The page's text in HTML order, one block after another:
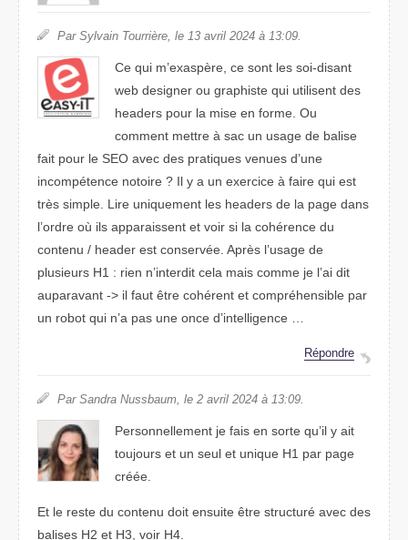
Par Sylvain Tourrière, le 13 avril 2024 à 13:09.
Ce qui m’exaspère, ce sont les soi-disant
web designer ou graphiste qui utilisent des
headers pour la mise en forme. Ou
comment mettre à sac un usage de balise
fait pour le SEO avec des pratiques venues d’une
incompétence notoire ? Il y a un exercice à faire qui est
très simple. Lire uniquement les headers de la page dans
l’ordre où ils apparaissent et voir si la cohérence du
contenu / header est conservée. Après l’usage de
plusieurs H1 : rien n’interdit cela mais comme je l’ai dit
auparavant -> il faut être cohérent et compréhensible par
un robot qui n’a pas une once d’intelligence …
Répondre
Par Sandra Nussbaum, le 2 avril 2024 à 13:09.
Personnellement je fais en sorte qu’il y ait
toujours et un seul et unique H1 par page
créée.
Et le reste du contenu doit ensuite être structuré avec des
balises H2 et H3, voir H4.